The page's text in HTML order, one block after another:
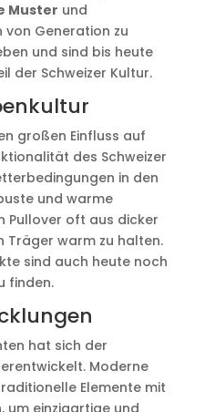
Muster und
von Generation zu
und sind bis heute
der Schweizer Kultur.
großen Einfluss auf
des Schweizer
in den
und warme
Pullover oft aus dicker
Träger warm zu halten.
sind auch heute noch
finden.
hat sich der
Moderne
Elemente mit
um einzigartige und